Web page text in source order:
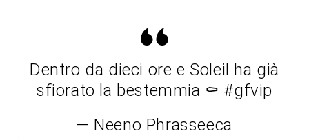
Dentro da dieci ore e Soleil ha già
sfiorato la bestemmia ⚰️ #gfvip
— Neeno Phrasseeca